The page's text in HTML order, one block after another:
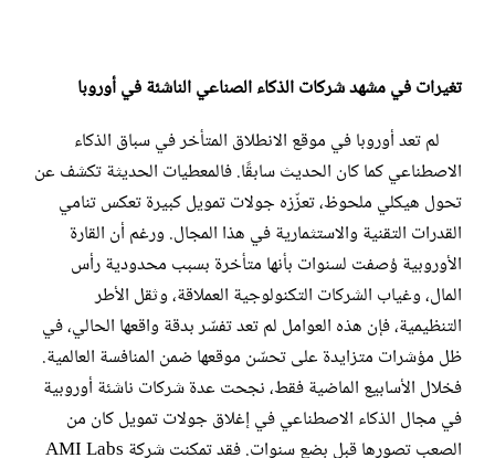
تغيرات في مشهد شركات الذكاء الصناعي الناشئة في أوروبا
لم تعد أوروبا في موقع الانطلاق المتأخر في سباق الذكاء
الاصطناعي كما كان الحديث سابقًا. فالمعطيات الحديثة تكشف عن
تحول هيكلي ملحوظ، تعزّزه جولات تمويل كبيرة تعكس تنامي
القدرات التقنية والاستثمارية في هذا المجال. ورغم أن القارة
الأوروبية وُصفت لسنوات بأنها متأخرة بسبب محدودية رأس
المال، وغياب الشركات التكنولوجية العملاقة، وثقل الأطر
التنظيمية، فإن هذه العوامل لم تعد تفسّر بدقة واقعها الحالي، في
ظل مؤشرات متزايدة على تحسّن موقعها ضمن المنافسة العالمية.
فخلال الأسابيع الماضية فقط، نجحت عدة شركات ناشئة أوروبية
في مجال الذكاء الاصطناعي في إغلاق جولات تمويل كان من
الصعب تصورها قبل بضع سنوات. فقد تمكنت شركة AMI Labs